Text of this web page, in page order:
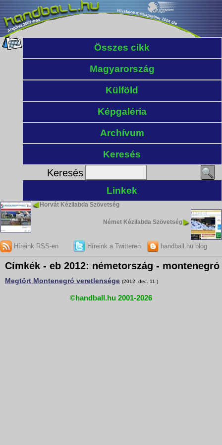
Összes cikk
Magyarország
Külföld
Képgaléria
Archívum
Keresés
Keresés
Linkek
Horvát Kézilabda Szövetség
Német Kézilabda Szövetség
Híreink RSS-en Híreink a Twitteren handball.hu blog
Címkék - eb 2012: németország - montenegró
Megtört Montenegró veretlensége (2012. dec. 11.)
©handball.hu 2001-2026